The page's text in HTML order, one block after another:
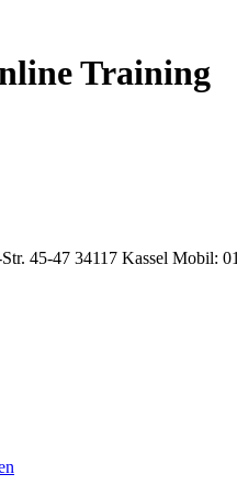
Training
45-47 34117 Kassel Mobil: